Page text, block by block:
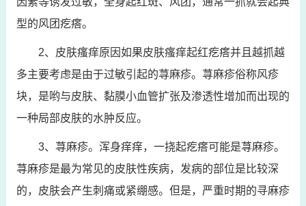
型的风团疙瘩。
2、皮肤瘙痒原因如果皮肤瘙痒起红疙瘩并且越抓越
多主要考虑是由于过敏引起的荨麻疹。荨麻疹俗称风疹
块，是哟与皮肤、黏膜小血管扩张及渗透性增加而出现的
一种局部皮肤的水肿反应。
3、荨麻疹。浑身痒痒，一挠起疙瘩可能是荨麻疹。
荨麻疹是最为常见的皮肤性疾病，发病的部位是比较深
的，皮肤会产生刺痛或紧绷感。但是，严重时期的寻麻疹